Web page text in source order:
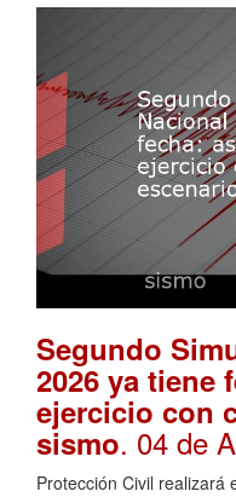
Segundo
2026 ya tiene
ejercicio con
sismo. 04 de
Protección Civil realizará